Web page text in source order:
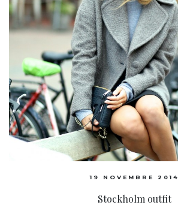
19 NOVEMBRE 2014
Stockholm outfit